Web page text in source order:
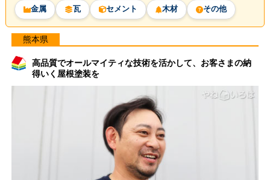
金属 瓦 セメント 木材 その他
熊本県
高品質でオールマイティな技術を活かして、お客さまの納
得いく屋根塗装を